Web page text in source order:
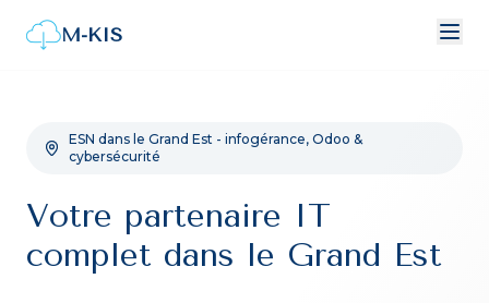
M-KIS
ESN dans le Grand Est - infogérance, Odoo &
cybersécurité
Votre partenaire IT
complet dans le Grand Est